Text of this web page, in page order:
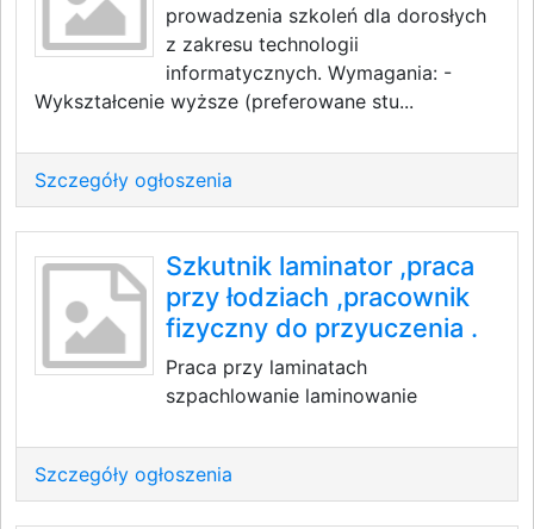
prowadzenia szkoleń dla dorosłych
z zakresu technologii
informatycznych. Wymagania: -
Wykształcenie wyższe (preferowane stu...
Szczegóły ogłoszenia
Szkutnik laminator ,praca
przy łodziach ,pracownik
fizyczny do przyuczenia .
Praca przy laminatach
szpachlowanie laminowanie
Szczegóły ogłoszenia